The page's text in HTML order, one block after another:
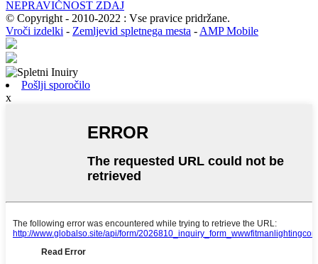
NEPRAVIČNOST ZDAJ
© Copyright - 2010-2022 : Vse pravice pridržane.
Vroči izdelki - Zemljevid spletnega mesta - AMP Mobile
Pošlji sporočilo
x